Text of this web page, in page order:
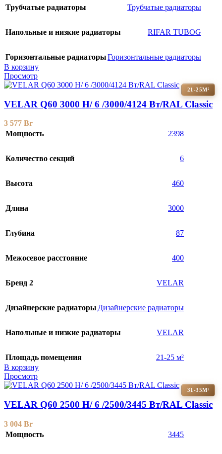
Трубчатые радиаторы Трубчатые радиаторы
Напольные и низкие радиаторы RIFAR TUBOG
Горизонтальные радиаторыГоризонтальные радиаторы
В корзину
Просмотр
21-25М²
VELAR Q60 3000 H/ 6 /3000/4124 Вт/RAL Classic
3 577 Br
Мощность
2398
Количество секций 6
Высота 460
Длина 3000
Глубина 87
Межосевое расстояние 400
Бренд 2 VELAR
Дизайнерские радиаторы Дизайнерские радиаторы
Напольные и низкие радиаторы VELAR
Площадь помещения
21-25 м²
В корзину
Просмотр
31-35М²
VELAR Q60 2500 H/ 6 /2500/3445 Вт/RAL Classic
3 004 Br
Мощность
3445